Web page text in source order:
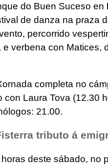
do Buen Suceso en
de danza na praza
percorrido
e verbena con Matices,
completa no
con Laura Tova (12.30
21.00.
tributo á
deste sábado, no